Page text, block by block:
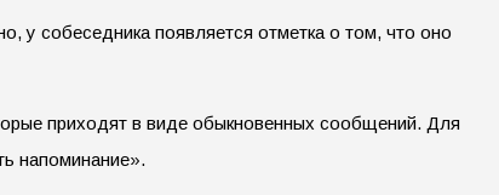
у собеседника появляется отметка о том, что оно
приходят в виде обыкновенных сообщений. Для
напоминание».